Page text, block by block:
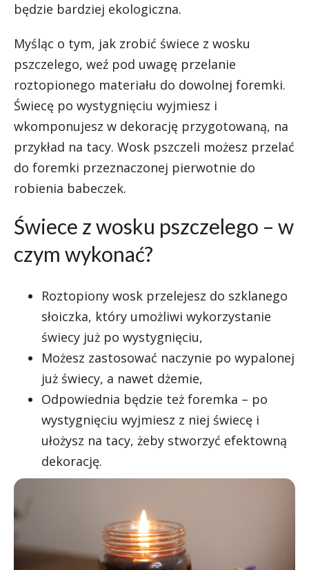
będzie bardziej ekologiczna.
Myśląc o tym, jak zrobić świece z wosku
pszczelego, weź pod uwagę przelanie
roztopionego materiału do dowolnej foremki.
Świecę po wystygnięciu wyjmiesz i
wkomponujesz w dekorację przygotowaną, na
przykład na tacy. Wosk pszczeli możesz przelać
do foremki przeznaczonej pierwotnie do
robienia babeczek.
Świece z wosku pszczelego – w
czym wykonać?
Roztopiony wosk przelejesz do szklanego
słoiczka, który umożliwi wykorzystanie
świecy już po wystygnięciu,
Możesz zastosować naczynie po wypalonej
już świecy, a nawet dżemie,
Odpowiednia będzie też foremka – po
wystygnięciu wyjmiesz z niej świecę i
ułożysz na tacy, żeby stworzyć efektowną
dekorację.